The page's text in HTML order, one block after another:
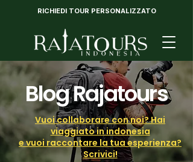
RICHIEDI TOUR PERSONALIZZATO
Blog Rajatours
Vuoi collaborare con noi? Hai
viaggiato in indonesia
e vuoi raccontare la tua esperienza?
Scrivici!